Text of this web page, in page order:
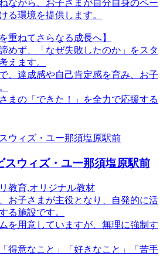
ながら、お子さまが自分自身のペー
る環境を提供します。
重ねてさらなる成長へ】
めず、「なぜ失敗したのか」をスタ
えます。
、達成感や自己肯定感を育み、お子
まの「できた！」を全力で応援する
スウィズ・ユー那須塩原駅前
教育,オリジナル教材
お子さまが主役となり、自発的に活
る施設です。
を用意していますが、無理に強制す
得意なこと」「好きなこと」「苦手